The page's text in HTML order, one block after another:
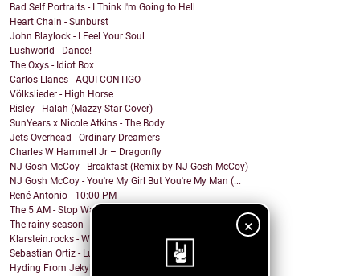
×
Bad Self Portraits - I Think I'm Going to Hell
Heart Chain - Sunburst
John Blaylock - I Feel Your Soul
Lushworld - Dance!
The Oxys - Idiot Box
Carlos Llanes - AQUI CONTIGO
Völkslieder - High Horse
Risley - Halah (Mazzy Star Cover)
SunYears x Nicole Atkins - The Body
Jets Overhead - Ordinary Dreamers
Charles W Hammell Jr – Dragonfly
NJ Gosh McCoy - Breakfast (Remix by NJ Gosh McCoy)
NJ Gosh McCoy - You're My Girl But You're My Man (...
René Antonio - 10:00 PM
The 5 AM - Stop Wait A Minute
The rainy season - In This Moment
Klarstein.rocks - When I'm Burning Matches
Sebastian Ortiz - Lust Fun Love
Hyding From Jekyll - Along The Line